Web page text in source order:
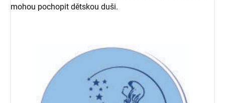
mohou pochopit dětskou duši.